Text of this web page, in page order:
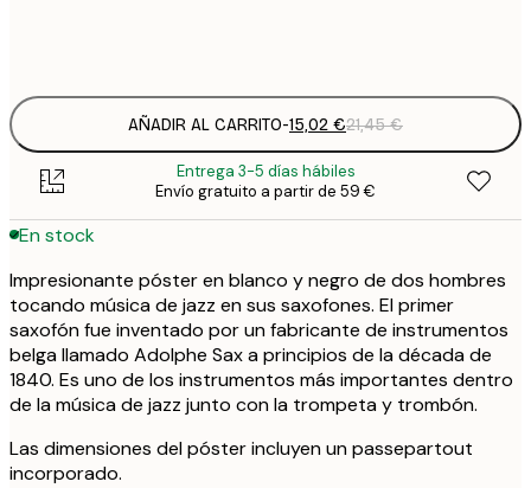
AÑADIR AL CARRITO-15,02 €21,45 €
Entrega 3-5 días hábiles
Envío gratuito a partir de 59 €
En stock
Impresionante póster en blanco y negro de dos hombres
tocando música de jazz en sus saxofones. El primer
saxofón fue inventado por un fabricante de instrumentos
belga llamado Adolphe Sax a principios de la década de
1840. Es uno de los instrumentos más importantes dentro
de la música de jazz junto con la trompeta y trombón.
Las dimensiones del póster incluyen un passepartout
incorporado.